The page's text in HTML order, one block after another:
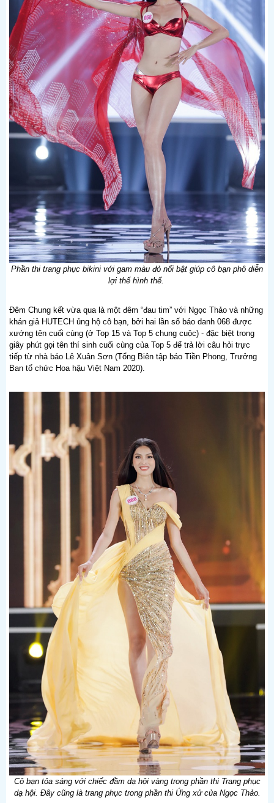
Phần thi trang phục bikini với gam màu đỏ nổi bật giúp cô bạn phô diễn
lợi thế hình thể.
Đêm Chung kết vừa qua là một đêm “đau tim” với Ngọc Thảo và những
khán giả HUTECH ủng hộ cô bạn, bởi hai lần số báo danh 068 được
xướng tên cuối cùng (ở Top 15 và Top 5 chung cuộc) - đặc biệt trong
giây phút gọi tên thí sinh cuối cùng của Top 5 để trả lời câu hỏi trực
tiếp từ nhà báo Lê Xuân Sơn (Tổng Biên tập báo Tiền Phong, Trưởng
Ban tổ chức Hoa hậu Việt Nam 2020).
Cô bạn tỏa sáng với chiếc đầm dạ hội vàng trong phần thi Trang phục
dạ hội. Đây cũng là trang phục trong phần thi Ứng xử của Ngọc Thảo.